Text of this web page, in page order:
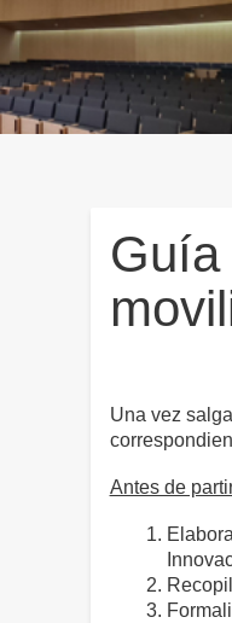
Guía
Una vez
Antes de